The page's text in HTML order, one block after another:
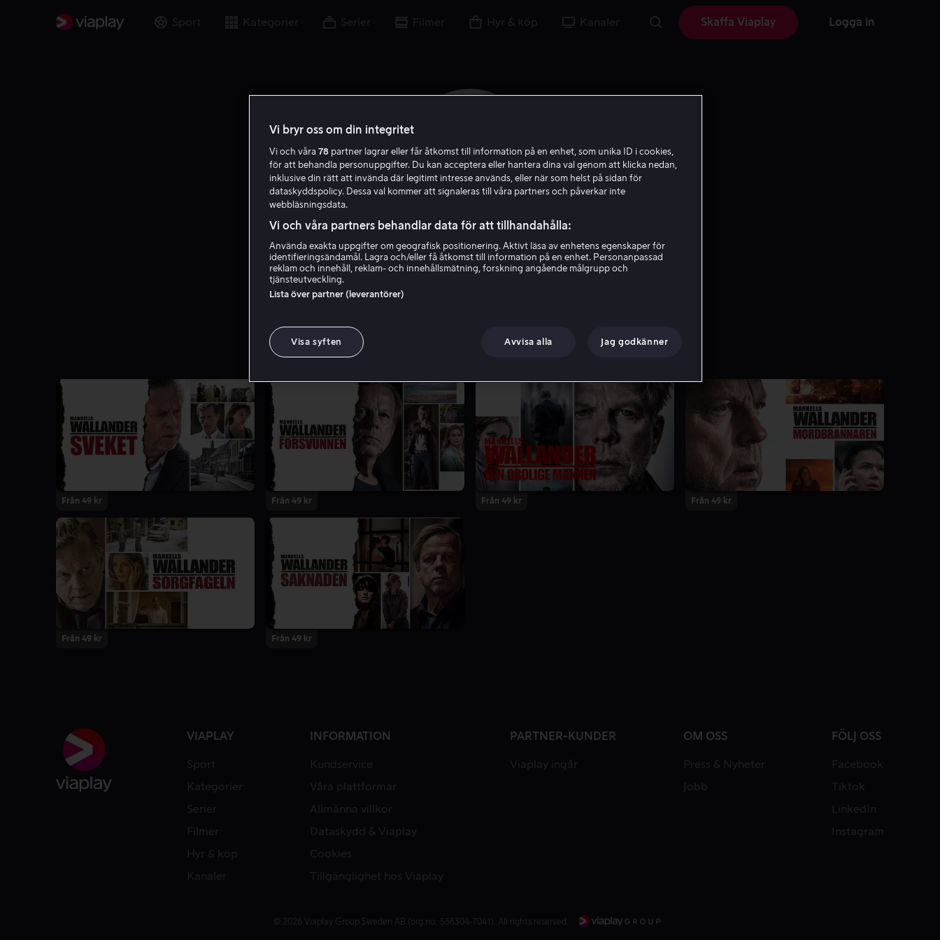
Sport Kategorier Serier Filmer Hyr & köp Kanaler Skaffa Viaplay Logga in
Charlotta Jonsson
Från 49 kr Från 49 kr Från 49 kr Från 49 kr
Från 49 kr Från 49 kr
VIAPLAY
Sport
Kategorier
Serier
Filmer
Hyr & köp
Kanaler
INFORMATION
Kundservice
Våra plattformar
Allmänna villkor
Dataskydd & Viaplay
Cookies
Tillgänglighet hos Viaplay
PARTNER-KUNDER
Viaplay ingår
OM OSS
Press & Nyheter
Jobb
FÖLJ OSS
Facebook
Tiktok
LinkedIn
Instagram
© 2026 Viaplay Group Sweden AB (org.no: 556304-7041). All rights reserved.
Vi bryr oss om din integritet
Vi och våra 78 partner lagrar eller får åtkomst till information på en enhet, som unika ID i cookies,
för att behandla personuppgifter. Du kan acceptera eller hantera dina val genom att klicka nedan,
inklusive din rätt att invända där legitimt intresse används, eller när som helst på sidan för
dataskyddspolicy. Dessa val kommer att signaleras till våra partners och påverkar inte
webbläsningsdata.
Vi och våra partners behandlar data för att tillhandahålla:
Använda exakta uppgifter om geografisk positionering. Aktivt läsa av enhetens egenskaper för
identifieringsändamål. Lagra och/eller få åtkomst till information på en enhet. Personanpassad
reklam och innehåll, reklam- och innehållsmätning, forskning angående målgrupp och
tjänsteutveckling.
Lista över partner (leverantörer)
Visa syften Avvisa alla Jag godkänner